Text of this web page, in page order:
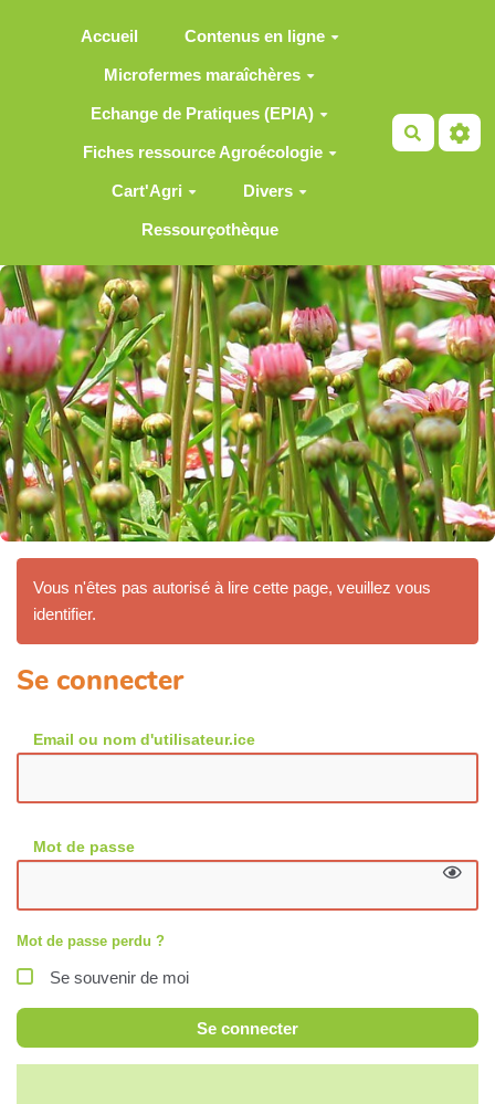
Accueil Contenus en ligne
Microfermes maraîchères
Echange de Pratiques (EPIA)
Fiches ressource Agroécologie
Cart'Agri Divers
Ressourçothèque
Vous n'êtes pas autorisé à lire cette page, veuillez vous
identifier.
Se connecter
Email ou nom d'utilisateur.ice
Mot de passe
Mot de passe perdu ?
Se souvenir de moi
Se connecter